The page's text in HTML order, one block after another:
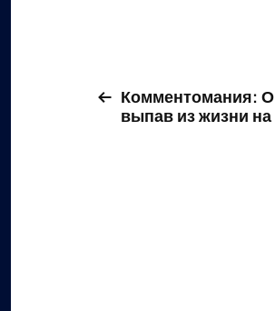
Комментомания:
выпав из жизни на